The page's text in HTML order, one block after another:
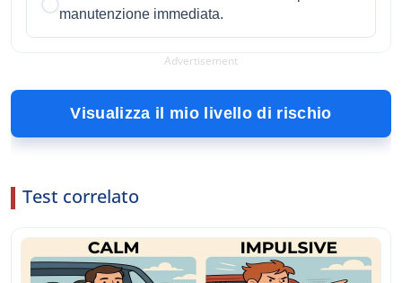
manutenzione immediata.
Advertisement
Visualizza il mio livello di rischio
Test correlato